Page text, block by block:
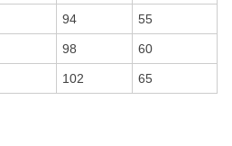
94 55
98 60
102 65